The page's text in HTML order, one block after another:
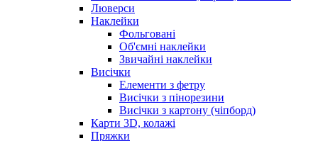
Люверси
Наклейки
Фольговані
Об'ємні наклейки
Звичайні наклейки
Висічки
Елементи з фетру
Висічки з пінорезини
Висічки з картону (чіпборд)
Карти 3D, колажі
Пряжки